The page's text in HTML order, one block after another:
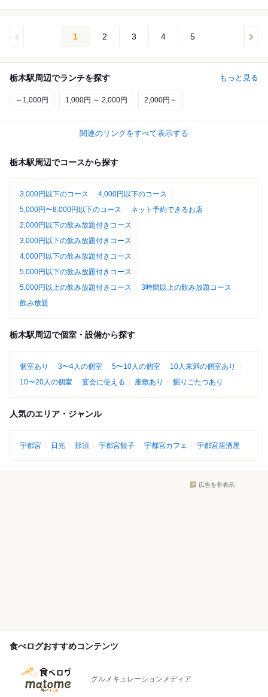
1 2 3 4 5
栃木駅周辺でランチを探す もっと見る
～1,000円 1,000円 ～ 2,000円 2,000円～
関連のリンクをすべて表示する
栃木駅周辺でコースから探す
3,000円以下のコース
4,000円以下のコース
5,000円〜8,000円以下のコース
ネット予約できるお店
2,000円以下の飲み放題付きコース
3,000円以下の飲み放題付きコース
4,000円以下の飲み放題付きコース
5,000円以下の飲み放題付きコース
5,000円以上の飲み放題付きコース
3時間以上の飲み放題コース
飲み放題
栃木駅周辺で個室・設備から探す
個室あり 3〜4人の個室 5〜10人の個室
10人未満の個室あり
10〜20人の個室
宴会に使える 座敷あり 掘りごたつあり
人気のエリア・ジャンル
宇都宮 日光 那須 宇都宮餃子 宇都宮カフェ 宇都宮居酒屋
広告を非表示
食べログおすすめコンテンツ
グルメキュレーションメディア